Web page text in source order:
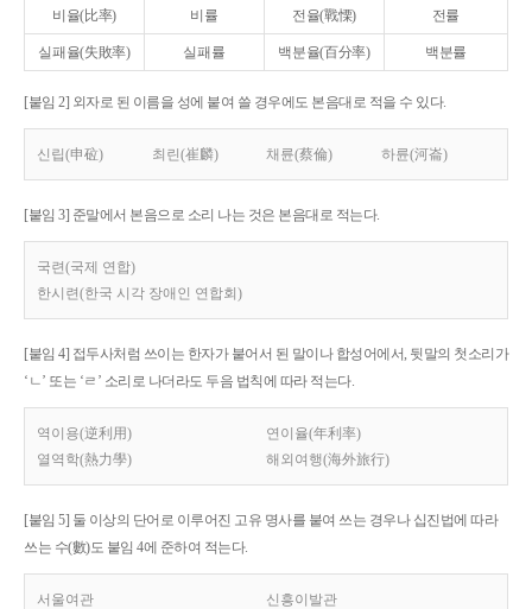
비율(比率) 비률 전율(戰慄) 전률
실패율(失敗率) 실패률 백분율(百分率) 백분률
[붙임 2] 외자로 된 이름을 성에 붙여 쓸 경우에도 본음대로 적을 수 있다.
신립(申砬) 최린(崔麟) 채륜(蔡倫) 하륜(河崙)
[붙임 3] 준말에서 본음으로 소리 나는 것은 본음대로 적는다.
국련(국제 연합)
한시련(한국 시각 장애인 연합회)
[붙임 4] 접두사처럼 쓰이는 한자가 붙어서 된 말이나 합성어에서, 뒷말의 첫소리가
‘ㄴ’ 또는 ‘ㄹ’ 소리로 나더라도 두음 법칙에 따라 적는다.
역이용(逆利用)
연이율(年利率)
열역학(熱力學)
해외여행(海外旅行)
[붙임 5] 둘 이상의 단어로 이루어진 고유 명사를 붙여 쓰는 경우나 십진법에 따라
쓰는 수(數)도 붙임 4에 준하여 적는다.
서울여관 신흥이발관